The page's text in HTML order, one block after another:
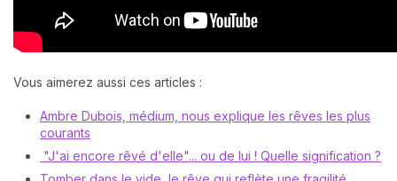
Vous aimerez aussi ces articles :
Ambre Dubois, médium, nous explique les rêves les plus
courants
"J'ai encore rêvé d'elle"... ou de lui ! Quelle signification ?